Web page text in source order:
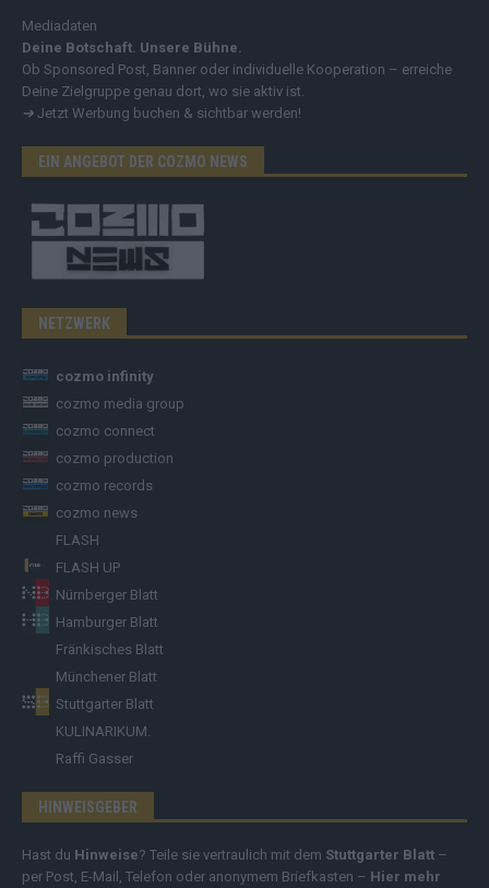
Mediadaten
Deine Botschaft. Unsere Bühne.
Ob Sponsored Post, Banner oder individuelle Kooperation – erreiche
Deine Zielgruppe genau dort, wo sie aktiv ist.
➔ Jetzt Werbung buchen & sichtbar werden!
EIN ANGEBOT DER COZMO NEWS
NETZWERK
cozmo infinity
cozmo media group
cozmo connect
cozmo production
cozmo records
cozmo news
FLASH
FLASH UP
Nürnberger Blatt
Hamburger Blatt
Fränkisches Blatt
Münchener Blatt
Stuttgarter Blatt
KULINARIKUM.
Raffi Gasser
HINWEISGEBER
Hast du Hinweise? Teile sie vertraulich mit dem Stuttgarter Blatt –
per Post, E-Mail, Telefon oder anonymem Briefkasten – Hier mehr